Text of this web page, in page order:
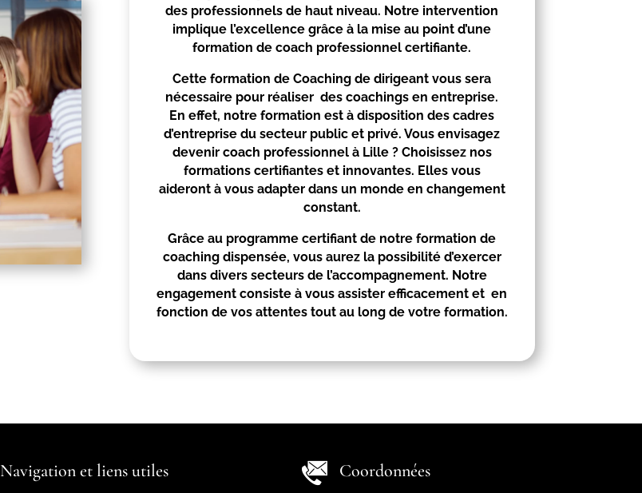
des professionnels de haut niveau. Notre intervention
implique l’excellence grâce à la mise au point d’une
formation de coach professionnel certifiante.
Cette formation de Coaching de dirigeant vous sera
nécessaire pour réaliser des coachings en entreprise.
En effet, notre formation est à disposition des cadres
d’entreprise du secteur public et privé. Vous envisagez
devenir coach professionnel à Lille? Choisissez nos
formations certifiantes et innovantes. Elles vous
aideront à vous adapter dans un monde en changement
constant.
Grâce au programme certifiant de notre formation de
coaching dispensée, vous aurez la possibilité d’exercer
dans divers secteurs de l’accompagnement. Notre
engagement consiste à vous assister efficacement et en
fonction de vos attentes tout au long de votre formation.
Navigation et liens utiles Coordonnées